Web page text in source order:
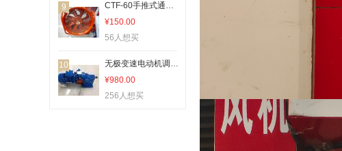
9
CTF-60手推式通风机价格面议/可商议
¥150.00
56人想买
10
无极变速电动机调速电动机MBW07Y-0.75-2C-13.3
¥980.00
256人想买